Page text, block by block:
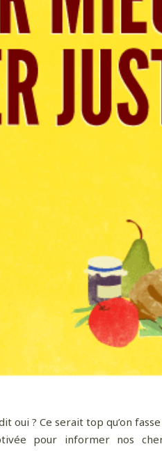
oui ? Ce serait top qu’on
pour informer nos